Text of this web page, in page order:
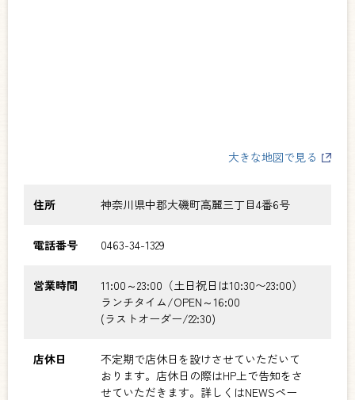
大きな地図で見る
住所 神奈川県中郡大磯町高麗三丁目4番6号
電話番号 0463-34-1329
営業時間
11:00～23:00（土日祝日は10:30〜23:00）
ランチタイム/OPEN～16:00
(ラストオーダー/22:30)
店休日
不定期で店休日を設けさせていただいて
おります。店休日の際はHP上で告知をさ
せていただきます。詳しくはNEWSペー